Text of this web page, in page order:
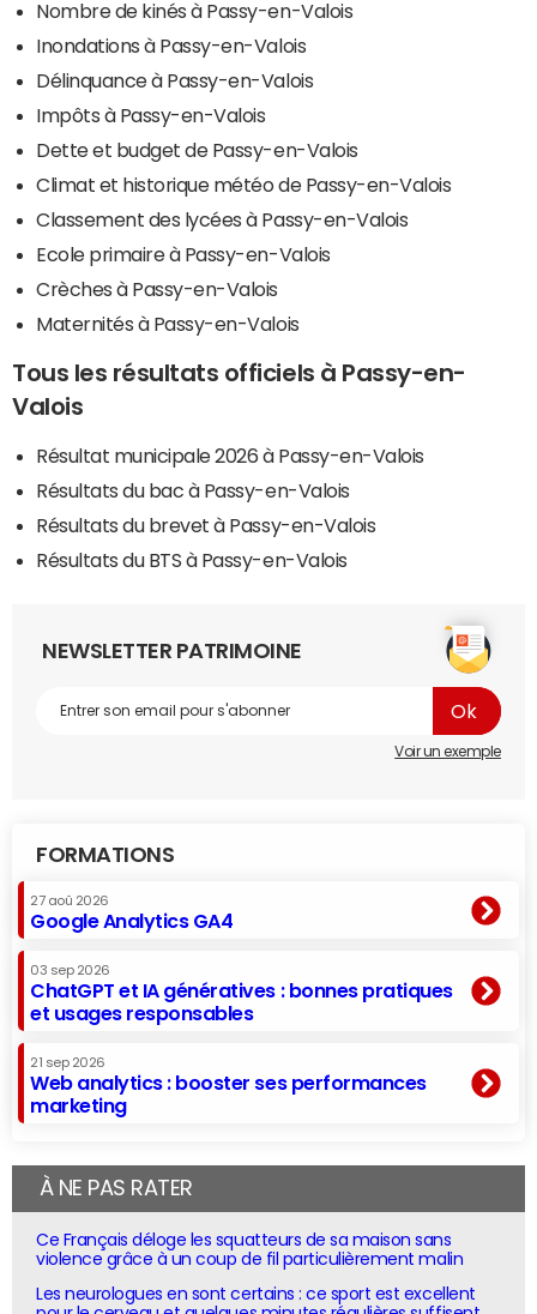
Nombre de kinés à Passy-en-Valois
Inondations à Passy-en-Valois
Délinquance à Passy-en-Valois
Impôts à Passy-en-Valois
Dette et budget de Passy-en-Valois
Climat et historique météo de Passy-en-Valois
Classement des lycées à Passy-en-Valois
Ecole primaire à Passy-en-Valois
Crèches à Passy-en-Valois
Maternités à Passy-en-Valois
Tous les résultats officiels à Passy-en-
Valois
Résultat municipale 2026 à Passy-en-Valois
Résultats du bac à Passy-en-Valois
Résultats du brevet à Passy-en-Valois
Résultats du BTS à Passy-en-Valois
NEWSLETTER PATRIMOINE
Voir un exemple
FORMATIONS
27 aoû 2026
Google Analytics GA4
03 sep 2026
ChatGPT et IA génératives : bonnes pratiques
et usages responsables
21 sep 2026
Web analytics : booster ses performances
marketing
À NE PAS RATER
Ce Français déloge les squatteurs de sa maison sans
violence grâce à un coup de fil particulièrement malin
Les neurologues en sont certains : ce sport est excellent